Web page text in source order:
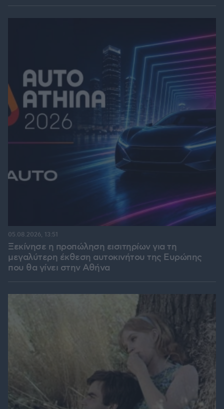
Ξεκίνησε η προπώληση εισιτηρίων για τη
μεγαλύτερη έκθεση αυτοκινήτου της Ευρώπης
που θα γίνει στην Αθήνα
05.08.2026, 13:51